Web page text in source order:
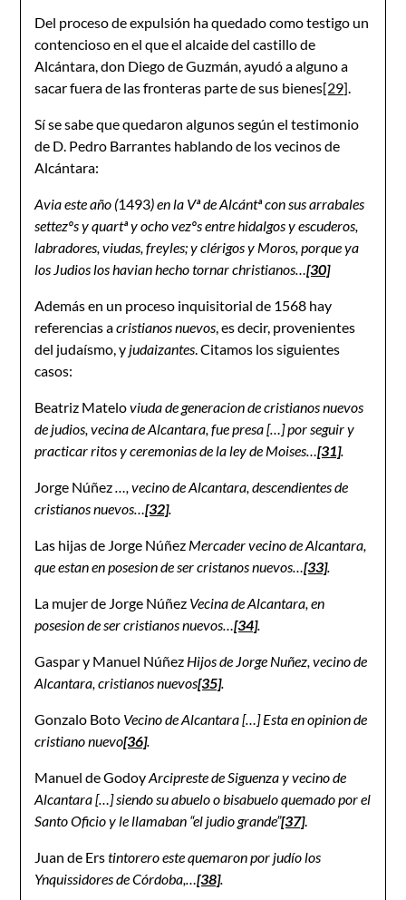
Del proceso de expulsión ha quedado como testigo un
contencioso en el que el alcaide del castillo de
Alcántara, don Diego de Guzmán, ayudó a alguno a
sacar fuera de las fronteras parte de sus bienes[29].
Sí se sabe que quedaron algunos según el testimonio
de D. Pedro Barrantes hablando de los vecinos de
Alcántara:
Avia este año (1493) en la Vª de Alcántª con sus arrabales
settezºs y quartª y ocho vezºs entre hidalgos y escuderos,
labradores, viudas, freyles; y clérigos y Moros, porque ya
los Judios los havian hecho tornar christianos…[30]
Además en un proceso inquisitorial de 1568 hay
referencias acristianos nuevos, es decir, provenientes
del judaísmo, y judaizantes. Citamos los siguientes
casos:
Beatriz Mateloviuda de generacion de cristianos nuevos
de judios, vecina de Alcantara, fue presa […] por seguir y
practicar ritos y ceremonias de la ley de Moises…[31].
Jorge Núñez…, vecino de Alcantara, descendientes de
cristianos nuevos…[32].
Las hijas de Jorge Núñez Mercader vecino de Alcantara,
que estan en posesion de ser cristanos nuevos…[33].
La mujer de Jorge Núñez Vecina de Alcantara, en
posesion de ser cristianos nuevos…[34].
Gaspar y Manuel Núñez Hijos de Jorge Nuñez, vecino de
Alcantara, cristianos nuevos[35].
Gonzalo Boto Vecino de Alcantara […] Esta en opinion de
cristiano nuevo[36].
Manuel de GodoyArcipreste de Siguenza y vecino de
Alcantara […] siendo su abuelo o bisabuelo quemado por el
Santo Oficio y le llamaban “el judio grande”[37].
Juan de Erstintorero este quemaron por judío los
Ynquissidores de Córdoba,…[38].